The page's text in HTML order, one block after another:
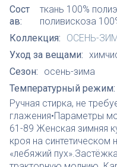
Сост
ав:
ткань 100%
поливискоза
Коллекция:
ОСЕНЬ-
Уход за вещами:
Сезон:
осень-зима
Температурный режим:
Ручная стирка, не
глажения•Параметры
61-89 Женская зимняя
кроя на синтетическом
«лебяжий